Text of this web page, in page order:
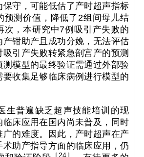
保守，可能低估了产时超声指标
预测价值，降低了2组间母儿结
次，本研究中7例吸引产失败的
产钳助产且成功分娩，无法评估
引产失败转紧急剖宫产的预测
测模型的最终验证需通过外部验
要收集足够临床病例进行模型的
生普遍缺乏超声技能培训的现
临床应用在国内尚未普及，同时
广的难度。因此，产时超声在产
术助产指导方面的临床应用，仍
［ 24］